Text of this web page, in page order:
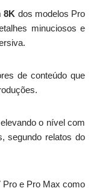
8K dos modelos Pro
minuciosos e
de conteúdo que
o nível com
segundo relatos do
e Pro Max como